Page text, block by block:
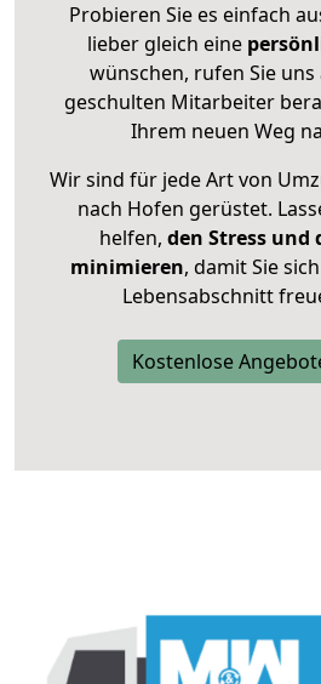
Probieren Sie es einfach
lieber gleich eine
wünschen, rufen Sie
geschulten Mitarbeiter
Ihrem neuen Weg
Wir sind für jede Art von
nach Hofen gerüstet.
helfen, den Stress und
minimieren, damit Sie
Lebensabschnitt
Kostenlose